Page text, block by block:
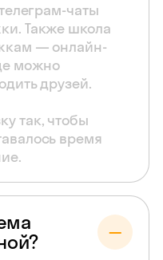
чаты
Также школа
— онлайн-
можно
друзей.
так, чтобы
время